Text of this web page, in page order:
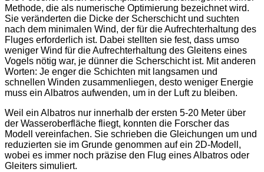
Methode, die als numerische Optimierung bezeichnet wird.
Sie veränderten die Dicke der Scherschicht und suchten
nach dem minimalen Wind, der für die Aufrechterhaltung des
Fluges erforderlich ist. Dabei stellten sie fest, dass umso
weniger Wind für die Aufrechterhaltung des Gleitens eines
Vogels nötig war, je dünner die Scherschicht ist. Mit anderen
Worten: Je enger die Schichten mit langsamen und
schnellen Winden zusammenliegen, desto weniger Energie
muss ein Albatros aufwenden, um in der Luft zu bleiben.
Weil ein Albatros nur innerhalb der ersten 5-20 Meter über
der Wasseroberfläche fliegt, konnten die Forscher das
Modell vereinfachen. Sie schrieben die Gleichungen um und
reduzierten sie im Grunde genommen auf ein 2D-Modell,
wobei es immer noch präzise den Flug eines Albatros oder
Gleiters simuliert.